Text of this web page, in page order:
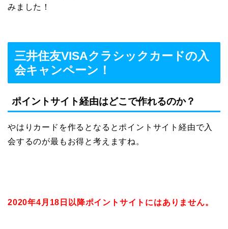
みました！
三井住友VISAクラシックカードの入
会キャンペーン！
ポイントサイト経由はどこで作れるのか？
やはりカードを作るとなるとポイントサイト経由で入
会するのが最もお得と考えますね。
2020年4月18日以降ポイントサイトにはありません。